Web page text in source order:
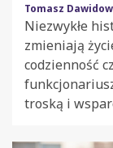
Tomasz
Niezwykłe
zmieniają
codzienność
troską i